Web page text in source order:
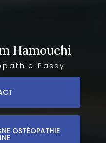
Hamouchi
Passy
OSTÉOPATHIE